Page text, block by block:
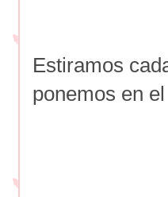
Estiramos
ponemos en